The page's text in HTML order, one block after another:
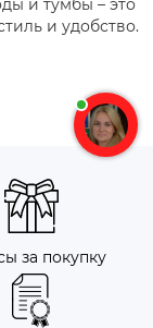
и тумбы – это
и удобство.
за покупку